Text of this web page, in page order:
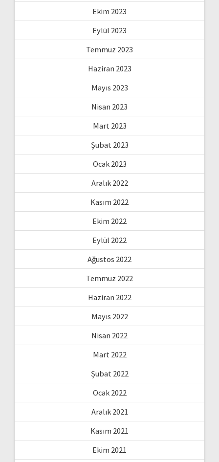
Ekim 2023
Eylül 2023
Temmuz 2023
Haziran 2023
Mayıs 2023
Nisan 2023
Mart 2023
Şubat 2023
Ocak 2023
Aralık 2022
Kasım 2022
Ekim 2022
Eylül 2022
Ağustos 2022
Temmuz 2022
Haziran 2022
Mayıs 2022
Nisan 2022
Mart 2022
Şubat 2022
Ocak 2022
Aralık 2021
Kasım 2021
Ekim 2021